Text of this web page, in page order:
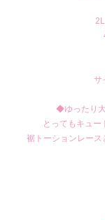
サ
◆ゆったり
とってもキュー
裾トーションレース